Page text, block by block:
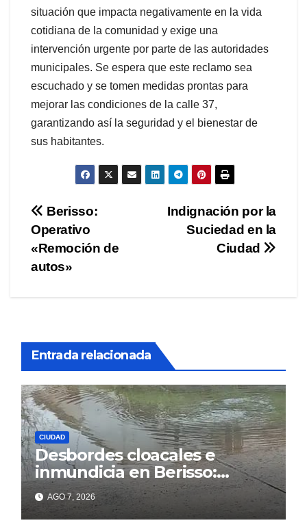
situación que impacta negativamente en la vida
cotidiana de la comunidad y exige una
intervención urgente por parte de las autoridades
municipales. Se espera que este reclamo sea
escuchado y se tomen medidas prontas para
mejorar las condiciones de la calle 37,
garantizando así la seguridad y el bienestar de
sus habitantes.
Navegación
de
entradas
Indignación por la
Suciedad en la
Ciudad
Berisso:
Operativo
«Remoción de
autos»
Entrada relacionada
CIUDAD
Desbordes cloacales e
inmundicia en Berisso:
colapso de la red en la calle
14AGO 7, 2026